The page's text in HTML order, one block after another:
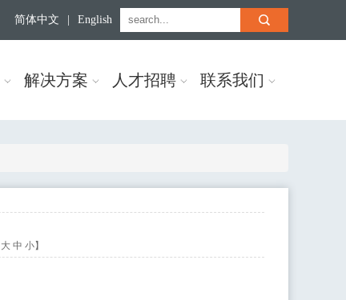
简体中文 English
解决方案 人才招聘 联系我们
大 中 小】